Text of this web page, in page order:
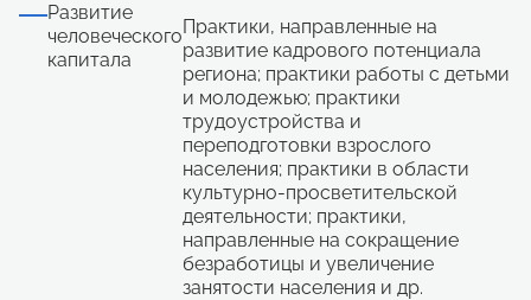
Развитие
человеческого
капитала
Практики, направленные на
развитие кадрового потенциала
региона; практики работы с детьми
и молодежью; практики
трудоустройства и
переподготовки взрослого
населения; практики в области
культурно-просветительской
деятельности; практики,
направленные на сокращение
безработицы и увеличение
занятости населения и др.